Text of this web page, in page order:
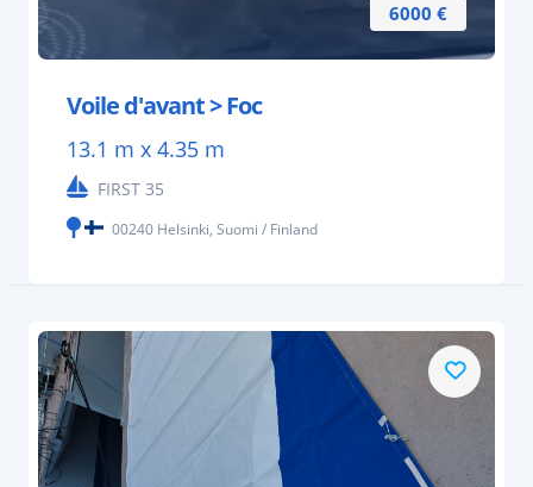
6000 €
Voile d'avant > Foc
13.1 m x 4.35 m
FIRST 35
00240 Helsinki, Suomi / Finland